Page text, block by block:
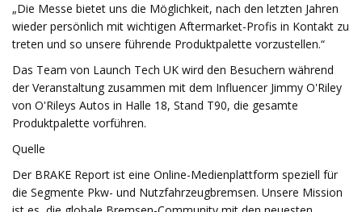
„Die Messe bietet uns die Möglichkeit, nach den letzten Jahren
wieder persönlich mit wichtigen Aftermarket-Profis in Kontakt zu
treten und so unsere führende Produktpalette vorzustellen.“
Das Team von Launch Tech UK wird den Besuchern während
der Veranstaltung zusammen mit dem Influencer Jimmy O'Riley
von O'Rileys Autos in Halle 18, Stand T90, die gesamte
Produktpalette vorführen.
Quelle
Der BRAKE Report ist eine Online-Medienplattform speziell für
die Segmente Pkw- und Nutzfahrzeugbremsen. Unsere Mission